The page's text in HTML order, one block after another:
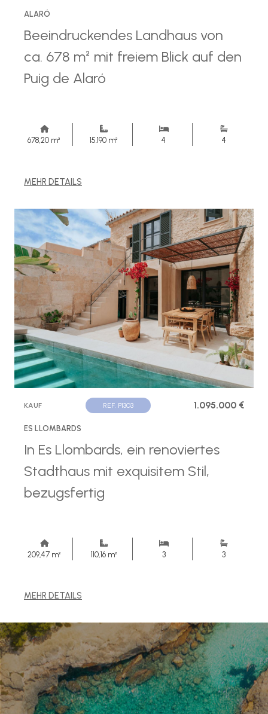
ALARÓ
Beeindruckendes Landhaus von
ca. 678 m² mit freiem Blick auf den
Puig de Alaró
678,20 m² 15.190 m² 4 4
MEHR DETAILS
KAUF REF. P1303 1.095.000 €
ES LLOMBARDS
In Es Llombards, ein renoviertes
Stadthaus mit exquisitem Stil,
bezugsfertig
209,47 m² 110,16 m² 3 3
MEHR DETAILS